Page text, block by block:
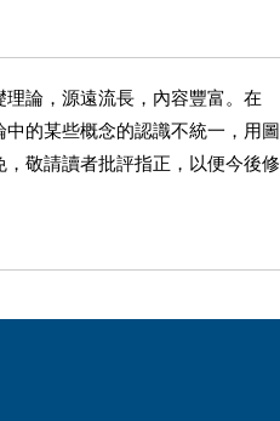
論，源遠流長，內容豐富。在
的某些概念的認識不統一，用圖
敬請讀者批評指正，以便今後修